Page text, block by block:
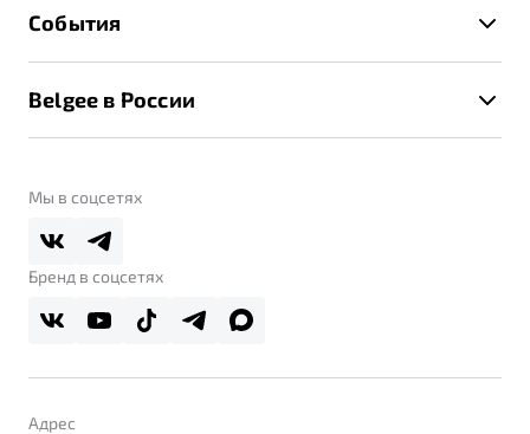
Техническое обслуживание
Калькулятор ТО
Помощь на дорогах
Belgee Линк
Belgee Плюс
Реферальная программа
События
Контакты
Belgee в России
О дилерском центре
Правовая информация
Мы в соцсетях
Бренд в соцсетях
Адрес